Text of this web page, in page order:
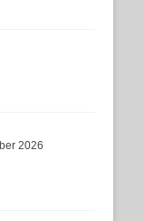
2026